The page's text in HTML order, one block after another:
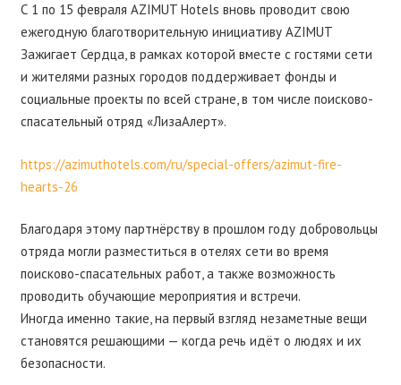
С 1 по 15 февраля AZIMUT Hotels вновь проводит свою
ежегодную благотворительную инициативу AZIMUT
Зажигает Сердца, в рамках которой вместе с гостями сети
и жителями разных городов поддерживает фонды и
социальные проекты по всей стране, в том числе поисково-
спасательный отряд «ЛизаАлерт».
https://azimuthotels.com/ru/special-offers/azimut-fire-
hearts-26
Благодаря этому партнёрству в прошлом году добровольцы
отряда могли разместиться в отелях сети во время
поисково-спасательных работ, а также возможность
проводить обучающие мероприятия и встречи.
Иногда именно такие, на первый взгляд незаметные вещи
становятся решающими — когда речь идёт о людях и их
безопасности.